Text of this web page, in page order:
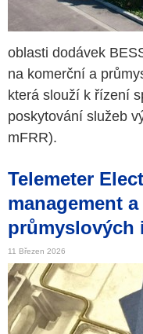
oblasti dodávek
na komerční a
která slouží k řízení
poskytování služeb
mFRR).
Telemeter
management
průmyslových
11 Březen 2026